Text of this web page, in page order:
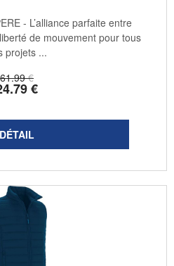
61.99 €
.79€
- L’alliance parfaite entre
de mouvement pour tous
projets ...